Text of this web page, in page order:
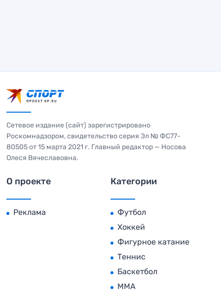
Сетевое издание (сайт) зарегистрировано
Роскомнадзором, свидетельство серия Эл № ФС77-
80505 от 15 марта 2021 г. Главный редактор — Носова
Олеся Вячеславовна.
О проекте
Реклама
Категории
Футбол
Хоккей
Фигурное катание
Теннис
Баскетбол
MMA